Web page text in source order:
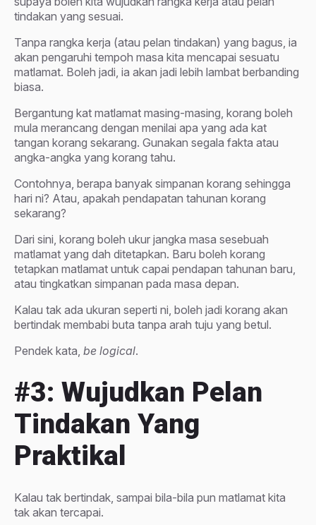
tindakan yang sesuai.
Tanpa rangka kerja (atau pelan tindakan) yang bagus, ia
akan pengaruhi tempoh masa kita mencapai sesuatu
matlamat. Boleh jadi, ia akan jadi lebih lambat berbanding
biasa.
Bergantung kat matlamat masing-masing, korang boleh
mula merancang dengan menilai apa yang ada kat
tangan korang sekarang. Gunakan segala fakta atau
angka-angka yang korang tahu.
Contohnya, berapa banyak simpanan korang sehingga
hari ni? Atau, apakah pendapatan tahunan korang
sekarang?
Dari sini, korang boleh ukur jangka masa sesebuah
matlamat yang dah ditetapkan. Baru boleh korang
tetapkan matlamat untuk capai pendapan tahunan baru,
atau tingkatkan simpanan pada masa depan.
Kalau tak ada ukuran seperti ni, boleh jadi korang akan
bertindak membabi buta tanpa arah tuju yang betul.
Pendek kata, be logical.
#3: Wujudkan Pelan
Tindakan Yang
Praktikal
Kalau tak bertindak, sampai bila-bila pun matlamat kita
tak akan tercapai.